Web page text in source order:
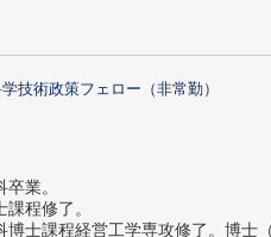
技術政策フェロー（非常勤）
業。
程修了。
士課程経営工学専攻修了。博士